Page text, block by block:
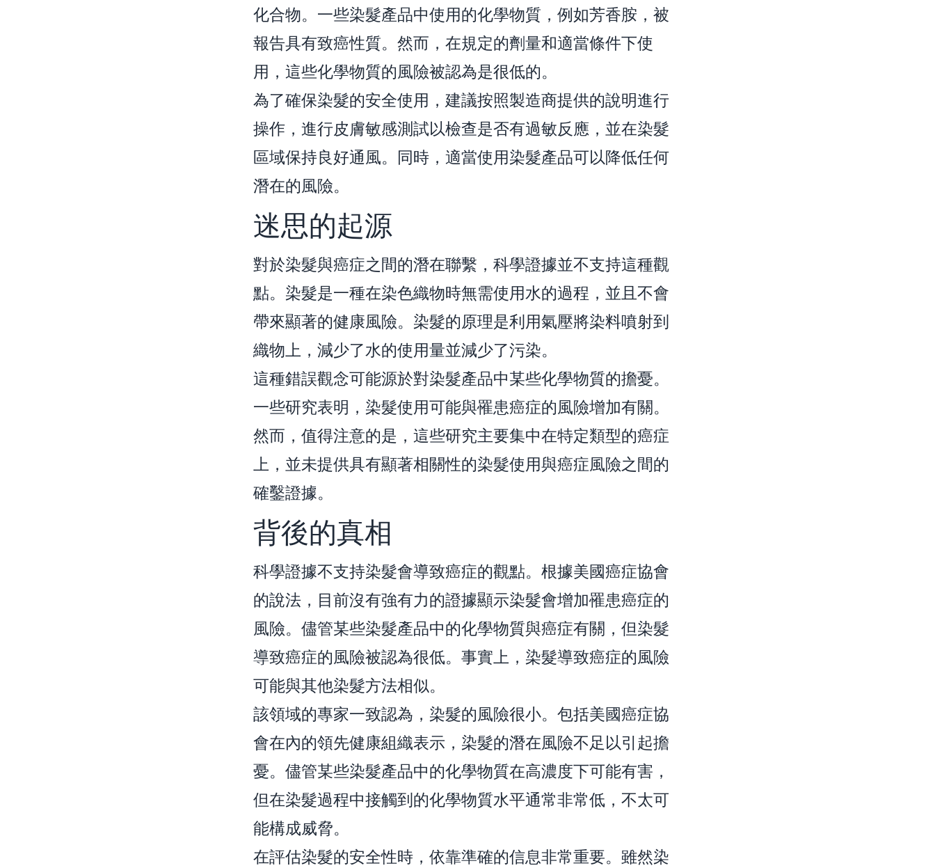
化合物。一些染髮產品中使用的化學物質，例如芳香胺，被
報告具有致癌性質。然而，在規定的劑量和適當條件下使
用，這些化學物質的風險被認為是很低的。
為了確保染髮的安全使用，建議按照製造商提供的說明進行
操作，進行皮膚敏感測試以檢查是否有過敏反應，並在染髮
區域保持良好通風。同時，適當使用染髮產品可以降低任何
潛在的風險。
迷思的起源
對於染髮與癌症之間的潛在聯繫，科學證據並不支持這種觀
點。染髮是一種在染色織物時無需使用水的過程，並且不會
帶來顯著的健康風險。染髮的原理是利用氣壓將染料噴射到
織物上，減少了水的使用量並減少了污染。
這種錯誤觀念可能源於對染髮產品中某些化學物質的擔憂。
一些研究表明，染髮使用可能與罹患癌症的風險增加有關。
然而，值得注意的是，這些研究主要集中在特定類型的癌症
上，並未提供具有顯著相關性的染髮使用與癌症風險之間的
確鑿證據。
背後的真相
科學證據不支持染髮會導致癌症的觀點。根據美國癌症協會
的說法，目前沒有強有力的證據顯示染髮會增加罹患癌症的
風險。儘管某些染髮產品中的化學物質與癌症有關，但染髮
導致癌症的風險被認為很低。事實上，染髮導致癌症的風險
可能與其他染髮方法相似。
該領域的專家一致認為，染髮的風險很小。包括美國癌症協
會在內的領先健康組織表示，染髮的潛在風險不足以引起擔
憂。儘管某些染髮產品中的化學物質在高濃度下可能有害，
但在染髮過程中接觸到的化學物質水平通常非常低，不太可
能構成威脅。
在評估染髮的安全性時，依靠準確的信息非常重要。雖然染